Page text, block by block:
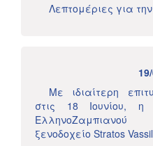
Λεπτομέριες για
Με ιδιαίτερη
στις 18 Ιουνίου, η
ξενοδοχείο Stratos